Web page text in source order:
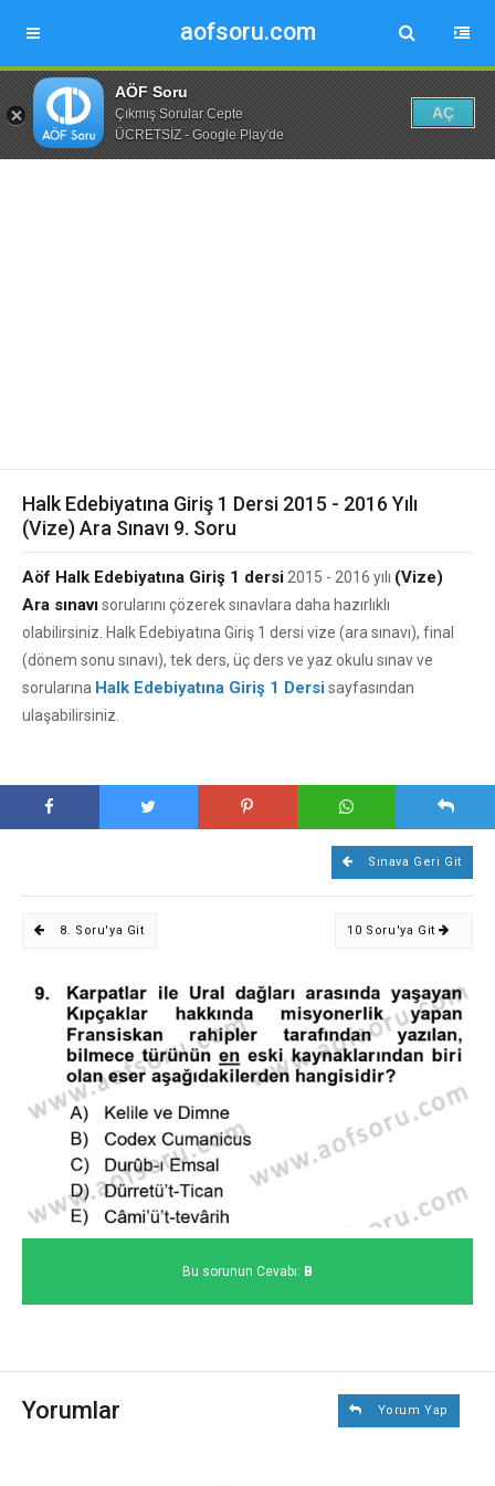
aofsoru.com
AÖF Soru
Çıkmış Sorular Cepte
ÜCRETSİZ - Google Play'de
AÇ
Halk Edebiyatına Giriş 1 Dersi 2015 - 2016 Yılı
(Vize) Ara Sınavı 9. Soru
Aöf Halk Edebiyatına Giriş 1 dersi 2015 - 2016 yılı (Vize)
Ara sınavısorularını çözerek sınavlara daha hazırlıklı
olabilirsiniz. Halk Edebiyatına Giriş 1 dersi vize (ara sınavı), final
(dönem sonu sınavı), tek ders, üç ders ve yaz okulu sınav ve
sorularına Halk Edebiyatına Giriş 1 Dersisayfasından
ulaşabilirsiniz.
Sınava Geri Git
8. Soru'ya Git 10 Soru'ya Git
Bu sorunun Cevabı: B
Yorumlar Yorum Yap